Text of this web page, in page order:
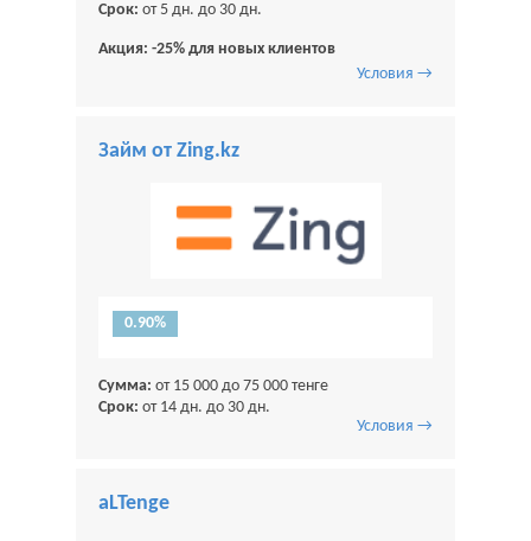
Срок: от 5 дн. до 30 дн.
Акция: -25% для новых клиентов
Условия →
Займ от Zing.kz
0.90%
Сумма: от 15 000 до 75 000 тенге
Срок: от 14 дн. до 30 дн.
Условия →
aLTenge